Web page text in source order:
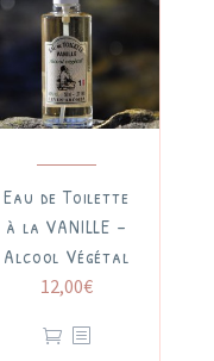
Eau de Toilette
à la VANILLE –
Alcool Végétal
12,00€